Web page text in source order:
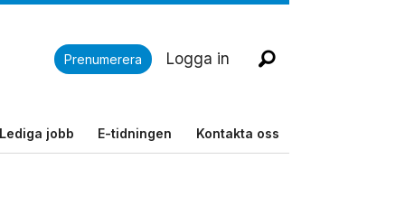
Prenumerera Logga in
Lediga jobb E-tidningen Kontakta oss